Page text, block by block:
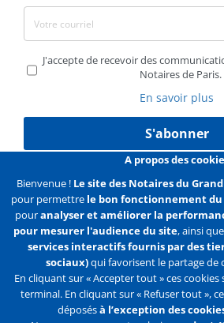
J'accepte de recevoir des
Notaires de Paris.
En savoir plus
S'abonner
Liens Mentions légales Données
Politique des cookies
Liens
2e
Accueil Contact
A propos des
Bienvenue ! Le site des Notaires du
pour permettre le bon fonctionnement
pouranalyser et améliorer la
pour mesurer l'audience du site, ainsi
services interactifs fournis par des
sociaux)qui favorisent le partage de
En cliquant sur « Accepter tout » ces
terminal. En cliquant sur « Refuser tout »,
déposésà l’exception des